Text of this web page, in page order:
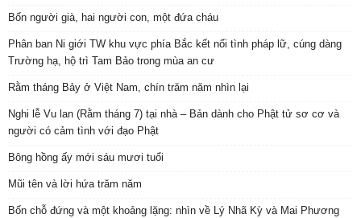
Bốn người già, hai người con, một đứa cháu
Phân ban Ni giới TW khu vực phía Bắc kết nối tình pháp lữ, cúng dàng
Trường hạ, hộ trì Tam Bảo trong mùa an cư
Rằm tháng Bảy ở Việt Nam, chín trăm năm nhìn lại
Nghi lễ Vu lan (Rằm tháng 7) tại nhà – Bản dành cho Phật tử sơ cơ và
người có cảm tình với đạo Phật
Bông hồng ấy mới sáu mươi tuổi
Mũi tên và lời hứa trăm năm
Bốn chỗ đứng và một khoảng lặng: nhìn về Lý Nhã Kỳ và Mai Phương